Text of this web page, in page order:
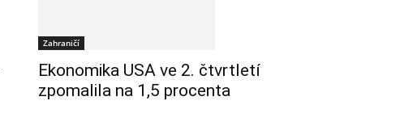
Zahraničí
Ekonomika USA ve 2. čtvrtletí
zpomalila na 1,5 procenta